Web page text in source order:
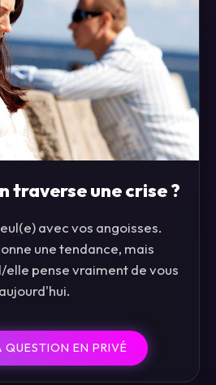
traverse une crise ?
avec vos angoisses.
une tendance, mais
pense vraiment de vous
aujourd'hui.
QUESTION EN PRIVÉ